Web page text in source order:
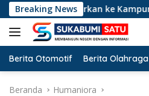
Langsung
ke
konten
Breaking News
ke Kampung Sikup
Berita Otomotif Berita Olahraga
Beranda Humaniora